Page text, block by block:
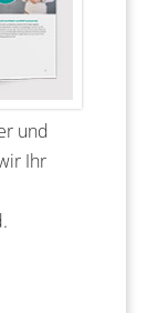
und
Ihr